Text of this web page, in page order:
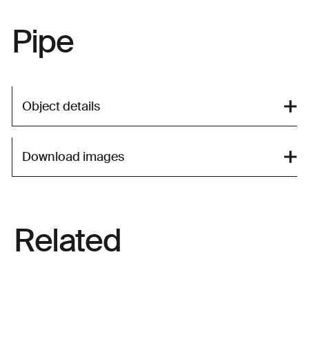
Pipe
Object details
Download images
Related